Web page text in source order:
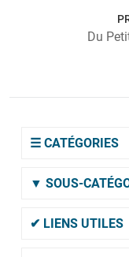
Du
☰ CATÉGORIES
▼ SOUS-
✔ LIENS UTILES